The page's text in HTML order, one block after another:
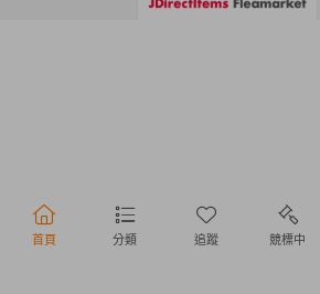
首頁 分類 追蹤 競標中
行動購物